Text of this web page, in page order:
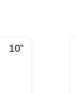
10"